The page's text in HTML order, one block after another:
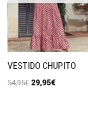
VESTIDO CHUPITO
54,95€ 29,95€